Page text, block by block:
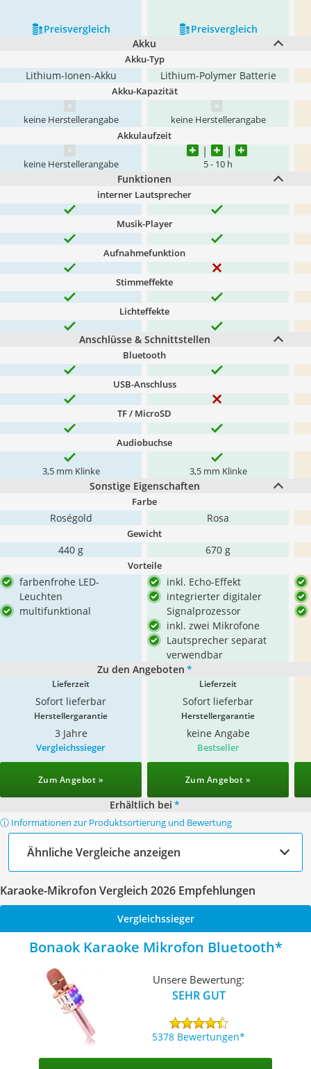
Preis­vergleich
Preis­vergleich
Akku
Akku-Typ
Lithium-Ionen-Akku Lithium-Polymer Batterie
Akku-Kapazität
keine Herstellerangabe keine Herstellerangabe
Akkulaufzeit
keine Herstellerangabe 5 - 10 h
Funktionen
interner Lautsprecher
Musik-Player
Aufnahmefunktion
Stimmeffekte
Lichteffekte
Anschlüsse & Schnittstellen
Bluetooth
USB-Anschluss
TF / MicroSD
Audiobuchse
3,5 mm Klinke 3,5 mm Klinke
Sonstige Eigenschaften
Farbe
Roségold Rosa
Gewicht
440 g 670 g
Vorteile
farbenfrohe LED-
Leuchten
multifunktional
inkl. Echo-Effekt
integrierter digitaler
Signalprozessor
inkl. zwei Mikrofone
Lautsprecher separat
verwendbar
Zu den Angeboten *
Lieferzeit
Sofort lieferbar
Lieferzeit
Sofort lieferbar
Herstellergarantie
3 Jahre
Herstellergarantie
keine Angabe
Vergleichssieger
Zum Angebot »
Bestseller
Zum Angebot »
Erhältlich bei *
ⓘ Informationen zur Produktsortierung und Bewertung
Ähnliche Vergleiche anzeigen
Karaoke-Mikrofon Vergleich 2026 Empfehlungen
Vergleichssieger
Bonaok Karaoke Mikrofon Bluetooth
Unsere Bewertung:
SEHR GUT
5378 Bewertungen